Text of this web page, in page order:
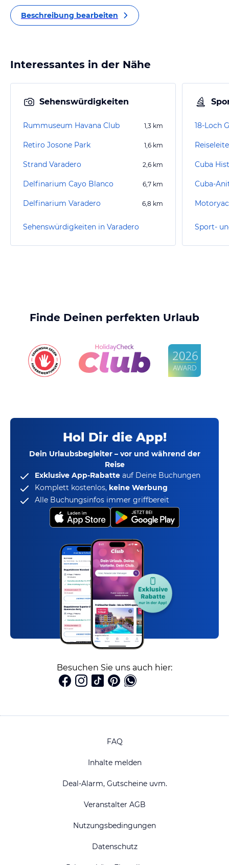
Beschreibung bearbeiten
Interessantes in der Nähe
Sehenswürdigkeiten
Rummuseum Havana Club 1,3 km
Retiro Josone Park 1,6 km
Strand Varadero 2,6 km
Delfinarium Cayo Blanco 6,7 km
Delfinarium Varadero 6,8 km
Sehenswürdigkeiten in Varadero
18-Loch
Cuba-
Finde Deinen perfekten Urlaub
Hol Dir die App!
Dein Urlaubsbegleiter – vor und während der
Reise
Exklusive App-Rabatte auf Deine Buchungen
Komplett kostenlos, keine Werbung
Alle Buchungsinfos immer griffbereit
Besuchen Sie uns auch hier:
FAQ
Inhalte melden
Deal-Alarm, Gutscheine uvm.
Veranstalter AGB
Nutzungsbedingungen
Datenschutz